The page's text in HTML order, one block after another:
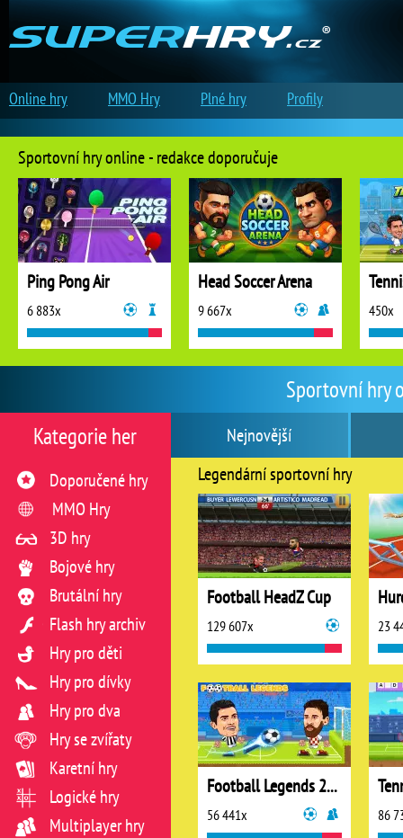
Sportovní hry
Nejnovější
Legendární sportovní hry
Football HeadZ Cup
129 607x 23
Football Legends 2021
56 441x 86
Kategorie her
Doporučené hry
MMO Hry
3D hry
Bojové hry
Brutální hry
Flash hry archiv
Hry pro děti
Hry pro dívky
Hry pro dva
Hry se zvířaty
Karetní hry
Logické hry
Multiplayer hry
Sportovní hry online - redakce doporučuje
Ping Pong Air
6 883x
Head Soccer Arena
9 667x 450x
Online hry MMO Hry Plné hry Profily